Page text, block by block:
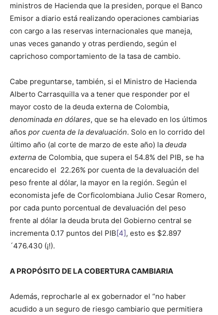
ministros de Hacienda que la presiden, porque el Banco
Emisor a diario está realizando operaciones cambiarias
con cargo a las reservas internacionales que maneja,
unas veces ganando y otras perdiendo, según el
caprichoso comportamiento de la tasa de cambio.
Cabe preguntarse, también, si el Ministro de Hacienda
Alberto Carrasquilla va a tener que responder por el
mayor costo de la deuda externa de Colombia,
denominada en dólares, que se ha elevado en los últimos
años por cuenta de la devaluación. Solo en lo corrido del
último año (al corte de marzo de este año) la deuda
externa de Colombia, que supera el 54.8% del PIB, se ha
encarecido el 22.26% por cuenta de la devaluación del
peso frente al dólar, la mayor en la región. Según el
economista jefe de Corficolombiana Julio Cesar Romero,
por cada punto porcentual de devaluación del peso
frente al dólar la deuda bruta del Gobierno central se
incrementa 0.17 puntos del PIB[4], esto es $2.897
´476.430 (¡!).
A PROPÓSITO DE LA COBERTURA CAMBIARIA
Además, reprocharle al ex gobernador el “no haber
acudido a un seguro de riesgo cambiario que permitiera